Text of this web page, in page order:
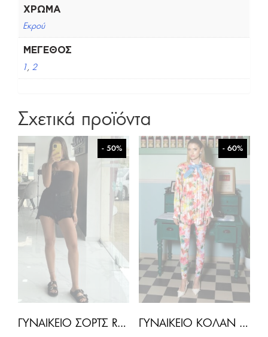
ΧΡΏΜΑ
Εκρού
ΜΈΓΕΘΟΣ
1, 2
Σχετικά προϊόντα
- 50%
ΓΥΝΑΙΚΕΊΟ ΣΟΡΤΣ ROSA-ΜΑΎΡΟ
- 60%
ΓΥΝΑΙΚΕΊΟ ΚΟΛΆΝ FLEUR-FLORAL